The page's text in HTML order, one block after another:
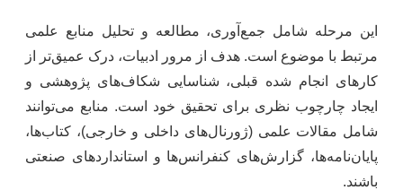
این مرحله شامل جمع‌آوری، مطالعه و تحلیل منابع علمی
مرتبط با موضوع است. هدف از مرور ادبیات، درک عمیق‌تر از
کارهای انجام شده قبلی، شناسایی شکاف‌های پژوهشی و
ایجاد چارچوب نظری برای تحقیق خود است. منابع می‌توانند
شامل مقالات علمی (ژورنال‌های داخلی و خارجی)، کتاب‌ها،
پایان‌نامه‌ها، گزارش‌های کنفرانس‌ها و استانداردهای صنعتی
باشند.